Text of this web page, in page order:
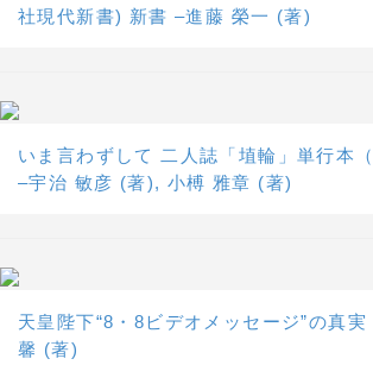
社現代新書) 新書 –進藤 榮一 (著)
いま言わずして 二人誌「埴輪」単行本
–宇治 敏彦 (著), 小榑 雅章 (著)
天皇陛下“8・8ビデオメッセージ”の真
馨 (著)